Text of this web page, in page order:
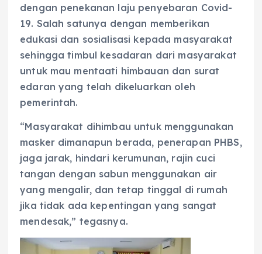
dengan penekanan laju penyebaran Covid-
19. Salah satunya dengan memberikan
edukasi dan sosialisasi kepada masyarakat
sehingga timbul kesadaran dari masyarakat
untuk mau mentaati himbauan dan surat
edaran yang telah dikeluarkan oleh
pemerintah.
“Masyarakat dihimbau untuk menggunakan
masker dimanapun berada, penerapan PHBS,
jaga jarak, hindari kerumunan, rajin cuci
tangan dengan sabun menggunakan air
yang mengalir, dan tetap tinggal di rumah
jika tidak ada kepentingan yang sangat
mendesak,” tegasnya.